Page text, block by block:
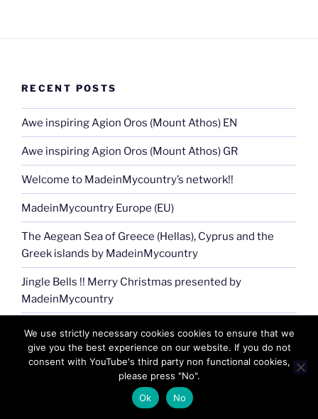
RECENT POSTS
Awe inspiring Agion Oros (Mount Athos) EN
Awe inspiring Agion Oros (Mount Athos) GR
Welcome to MadeinMycountry’s network!!
MadeinMycountry Europe (EU)
The Aegean Sea of Greece (Hellas), Cyprus and the
Greek islands by MadeinMycountry
Jingle Bells !! Merry Christmas presented by
MadeinMycountry
MadeinMycountry Greek (Eastern) Orthodox churches
The Aegean sea of Greece (Hellas), Cyprus and the
The Aegean sea of Greece (Hellas), Cyprus and the
We use strictly necessary cookies cookies to ensure that we
give you the best experience on our website. If you do not
consent with YouTube's third party non functional cookies,
please press "No".
Ok
No